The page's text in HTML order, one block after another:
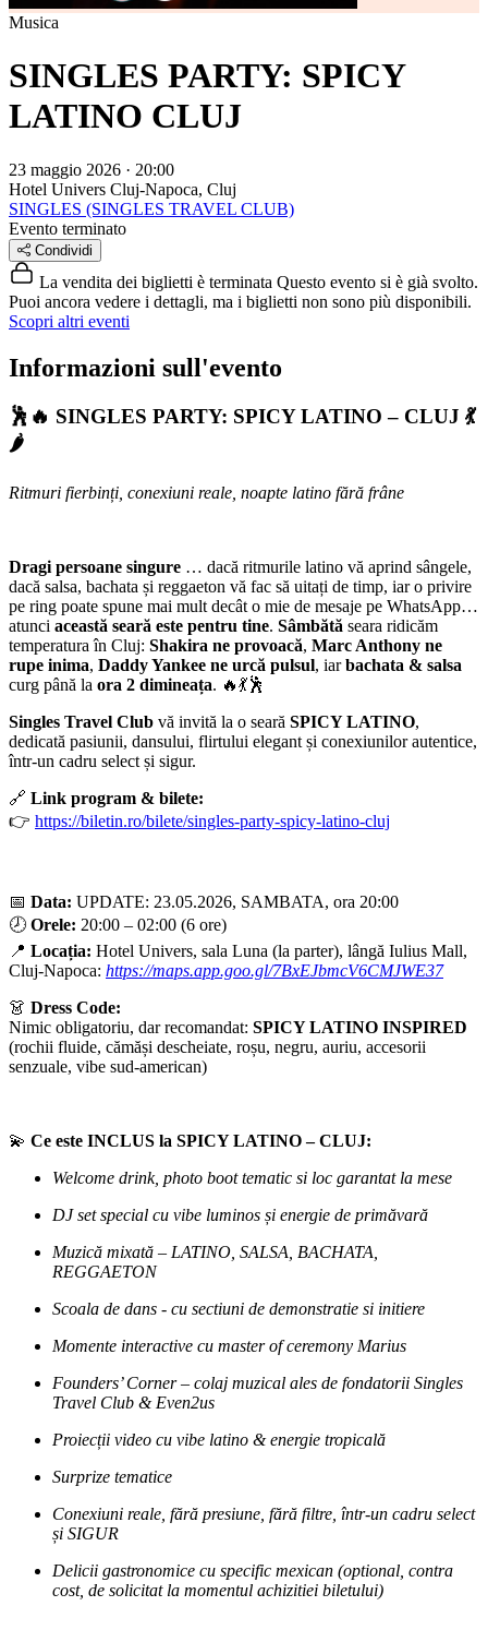
Musica
SINGLES PARTY: SPICY
LATINO CLUJ
23 maggio 2026 · 20:00
Hotel Univers Cluj-Napoca, Cluj
SINGLES (SINGLES TRAVEL CLUB)
Evento terminato
Condividi
La vendita dei biglietti è terminata Questo evento si è già svolto.
Puoi ancora vedere i dettagli, ma i biglietti non sono più disponibili.
Scopri altri eventi
Informazioni sull'evento
🕺🔥 SINGLES PARTY: SPICY LATINO – CLUJ 💃
🌶️
Ritmuri fierbinți, conexiuni reale, noapte latino fără frâne
Dragi persoane singure … dacă ritmurile latino vă aprind sângele,
dacă salsa, bachata și reggaeton vă fac să uitați de timp, iar o privire
pe ring poate spune mai mult decât o mie de mesaje pe WhatsApp…
atunci această seară este pentru tine. Sâmbătă seara ridicăm
temperatura în Cluj: Shakira ne provoacă, Marc Anthony ne
rupe inima, Daddy Yankee ne urcă pulsul, iarbachata & salsa
curg până la ora 2 dimineața. 🔥💃🕺
Singles Travel Club vă invită la o seară SPICY LATINO,
dedicată pasiunii, dansului, flirtului elegant și conexiunilor autentice,
într-un cadru select și sigur.
🔗 Link program & bilete:
👉 https://biletin.ro/bilete/singles-party-spicy-latino-cluj
📅 Data: UPDATE: 23.05.2026, SAMBATA, ora 20:00
🕗 Orele: 20:00 – 02:00 (6 ore)
📍 Locația: Hotel Univers, sala Luna (la parter), lângă Iulius Mall,
Cluj-Napoca: https://maps.app.goo.gl/7BxEJbmcV6CMJWE37
👗 Dress Code:
Nimic obligatoriu, dar recomandat: SPICY LATINO INSPIRED
(rochii fluide, cămăși descheiate, roșu, negru, auriu, accesorii
senzuale, vibe sud-american)
💫 Ce este INCLUS la SPICY LATINO – CLUJ:
Welcome drink, photo boot tematic si loc garantat la mese
DJ set special cu vibe luminos și energie de primăvară
Muzică mixată – LATINO, SALSA, BACHATA,
REGGAETON
Scoala de dans - cu sectiuni de demonstratie si initiere
Momente interactive cu master of ceremony Marius
Founders’ Corner – colaj muzical ales de fondatorii Singles
Travel Club & Even2us
Proiecții video cu vibe latino & energie tropicală
Surprize tematice
Conexiuni reale, fără presiune, fără filtre, într-un cadru select
și SIGUR
Delicii gastronomice cu specific mexican (optional, contra
cost, de solicitat la momentul achizitiei biletului)